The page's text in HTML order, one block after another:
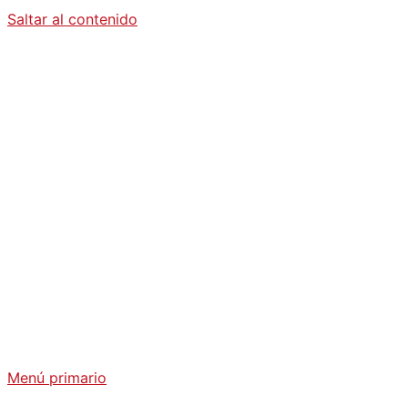
Saltar al contenido
Menú primario